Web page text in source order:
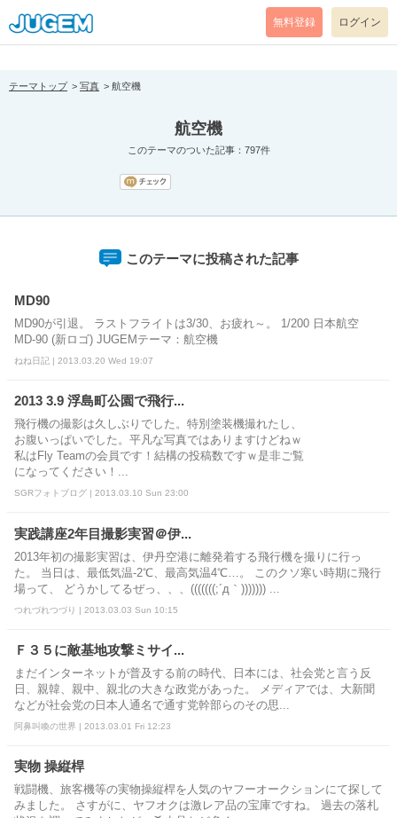
[pear_error: message="Success" code=0 mode=return level=notice
prefix="" info=""]
無料登録 ログイン
テーマトップ 写真 航空機
航空機
このテーマのついた記事：797件
このテーマに投稿された記事
MD90
MD90が引退。 ラストフライトは3/30、お疲れ～。 1/200 日本航空
MD-90 (新ロゴ) JUGEMテーマ：航空機
ねね日記 | 2013.03.20 Wed 19:07
2013 3.9 浮島町公園で飛行...
飛行機の撮影は久しぶりでした。特別塗装機撮れたし、
お腹いっぱいでした。平凡な写真ではありますけどねｗ
私はFly Teamの会員です！結構の投稿数ですｗ是非ご覧
になってください！...
SGRフォトブログ | 2013.03.10 Sun 23:00
実践講座2年目撮影実習＠伊...
2013年初の撮影実習は、伊丹空港に離発着する飛行機を撮りに行っ
た。 当日は、最低気温-2℃、最高気温4℃…。 このクソ寒い時期に飛行
場って、 どうかしてるぜっ、、、(((((((;´д｀))))))) ...
つれづれつづり | 2013.03.03 Sun 10:15
Ｆ３５に敵基地攻撃ミサイ...
まだインターネットが普及する前の時代、日本には、社会党と言う反
日、親韓、親中、親北の大きな政党があった。 メディアでは、大新聞
などが社会党の日本人通名で通す党幹部らのその思...
阿鼻叫喚の世界 | 2013.03.01 Fri 12:23
実物 操縦桿
戦闘機、旅客機等の実物操縦桿を人気のヤフーオークションにて探して
みました。 さすがに、ヤフオクは激レア品の宝庫ですね。 過去の落札